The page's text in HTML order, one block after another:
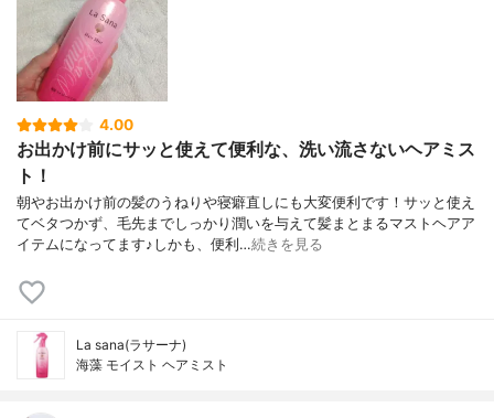
4.00
お出かけ前にサッと使えて便利な、洗い流さないヘアミス
ト！
朝やお出かけ前の髪のうねりや寝癖直しにも大変便利です！サッと使え
てベタつかず、毛先までしっかり潤いを与えて髪まとまるマストヘアア
イテムになってます♪しかも、便利…続きを見る
La sana(ラサーナ)
海藻 モイスト ヘアミスト